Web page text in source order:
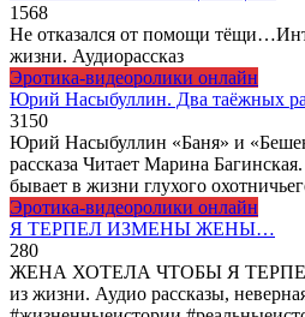
1568
Не отказался от помощи
жизни. Аудиорассказ
Эротика-видеоролики онлайн
Юрий Насыбуллин. Два таёжных
31 50
Юрий Насыбуллин «Баня» и
рассказа Читает Марина
бывает в жизни глухого
Эротика-видеоролики онлайн
Я ТЕРПЕЛ ИЗМЕНЫ ЖЕНЫ…
280
ЖЕНА ХОТЕЛА ЧТОБЫ Я
из жизни. Аудио рассказы,